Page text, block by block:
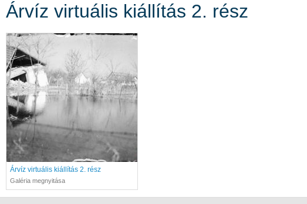
Árvíz virtuális kiállítás 2. rész
Árvíz virtuális kiállítás 2. rész
Galéria megnyitása